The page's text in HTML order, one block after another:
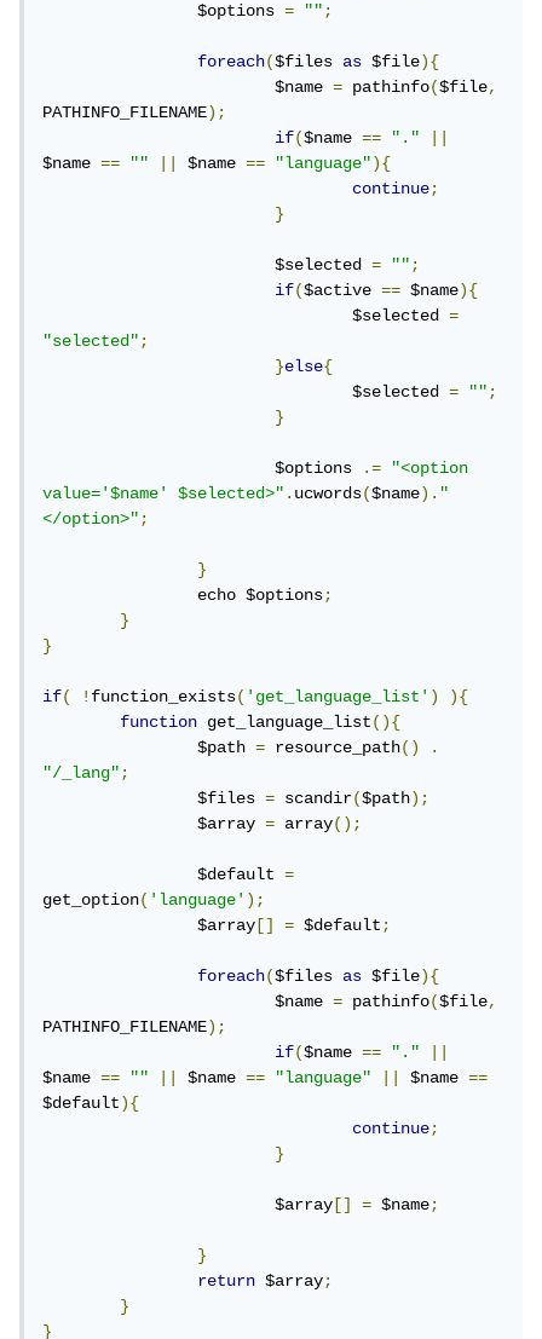
		$options
= "";
foreach($files as $file){
			$name
= pathinfo($file,
PATHINFO_FILENAME);
if($name == "."
$name == "" $name == "language"){
continue;
}
			$selected
= "";
if($active == $name){
				$selected
=
"selected";
}else{
				$selected
= "";
}
			$options
.=
"<option
value='$name' $selected>".ucwords($name)."
</option>";
}
		echo $options
;
}
}
if( !function_exists('get_language_list')
){
function get_language_list(){
		$path
= resource_path()
.
"/_lang";
		$files
= scandir($path);
		$array
= array();
		$default
=
get_option('language');
		$array
[] = $default;
foreach($files as $file){
			$name
= pathinfo($file,
PATHINFO_FILENAME);
if($name == "."
$name == "" $name == "language" $name ==
$default){
continue;
}
			$array
[] = $name;
}
return $array;
}
}